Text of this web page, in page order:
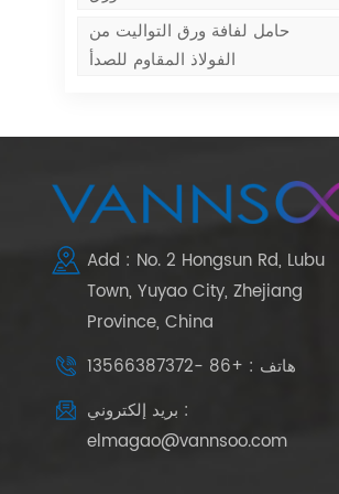
حامل لفافة ورق التواليت من
الفولاذ المقاوم للصدأ
Add : No. 2 Hongsun Rd, Lubu
Town, Yuyao City, Zhejiang
Province, China
هاتف : +86 -13566387372
بريد إلكتروني :
elmagao@vannsoo.com